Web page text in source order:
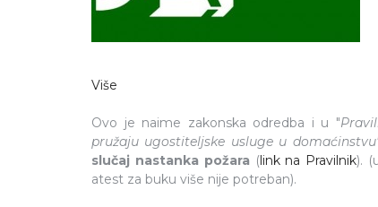
Više
Ovo je naime zakonska odredba i u "
pružaju ugostiteljske usluge u
slučaj nastanka požara (link na Pravilnik).
atest za buku više nije potreban).